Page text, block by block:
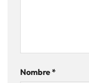
Nombre*